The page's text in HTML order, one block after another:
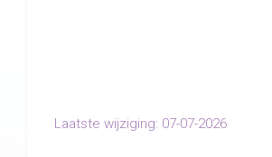
Laatste wijziging: 07-07-2026